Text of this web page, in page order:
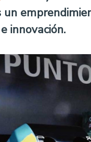
un
innovación.